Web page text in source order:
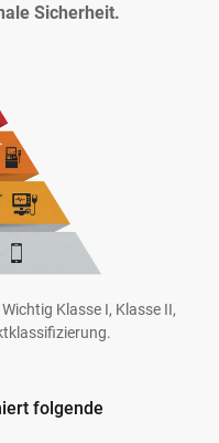
Sicherheit.
Klasse I, Klasse II,
folgende